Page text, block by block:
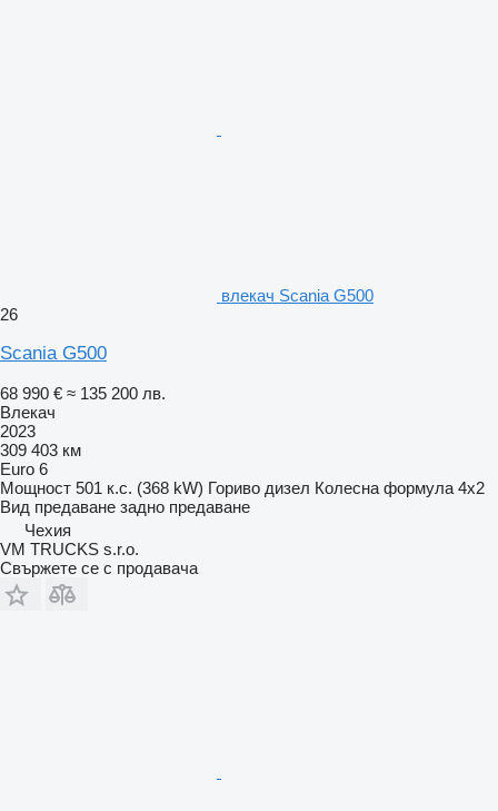
влекач Scania G500
26
Scania G500
68 990 € ≈ 135 200 лв.
Влекач
2023
309 403 км
Euro 6
Мощност 501 к.с. (368 kW) Гориво дизел Колесна формула 4x2
Вид предаване задно предаване
Чехия
VM TRUCKS s.r.o.
Свържете се с продавача